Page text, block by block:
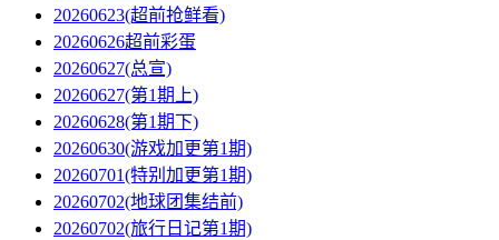
20260623(超前抢鲜看)
20260626超前彩蛋
20260627(总宣)
20260627(第1期上)
20260628(第1期下)
20260630(游戏加更第1期)
20260701(特别加更第1期)
20260702(地球团集结前)
20260702(旅行日记第1期)